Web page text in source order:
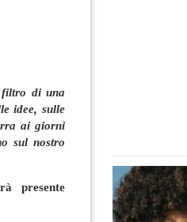
di una
idee, sulle
ai giorni
sul nostro
presente